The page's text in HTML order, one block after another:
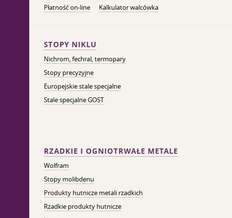
Płatność on-line
Kalkulator walcówka
STOPY NIKLU
Nichrom, fechral, termopary
Stopy precyzyjne
Europejskie stale specjalne
Stale specjalne GOST
RZADKIE I OGNIOTRWAŁE METALE
Wolfram
Stopy molibdenu
Produkty hutnicze metali rzadkich
Rzadkie produkty hutnicze